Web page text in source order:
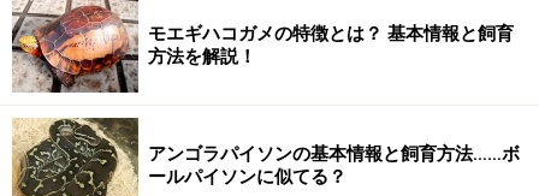
N. v. louisianensis Central Newt・・・五大湖の西岸
モエギハコガメの特徴とは？ 基本情報と飼育
方法を解説！
アンゴラパイソンの基本情報と飼育方法……ボ
ールパイソンに似てる？